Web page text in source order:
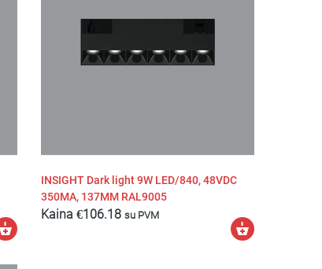
Pasirinkti
savybes
INSIGHT Dark light 9W LED/840, 48VDC
350MA, 137MM RAL9005
Kaina €106.18 su PVM
Pasirinkti
savybes